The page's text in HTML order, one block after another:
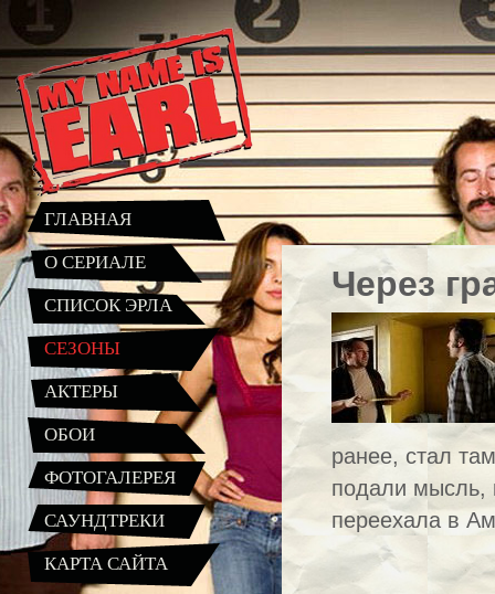
ГЛАВНАЯ
О СЕРИАЛЕ
СПИСОК ЭРЛА
СЕЗОНЫ
АКТЕРЫ
ОБОИ
ФОТОГАЛЕРЕЯ
САУНДТРЕКИ
КАРТА САЙТА
Через
ранее, стал
подали мысль,
переехала в